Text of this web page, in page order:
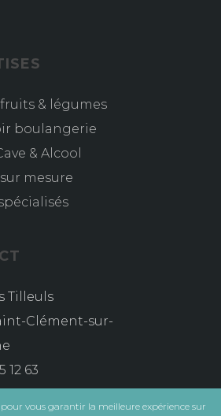
& légumes
boulangerie
& Alcool
mesure
Tilleuls
Clément-sur-
12 63
vous garantir la meilleure expérience sur